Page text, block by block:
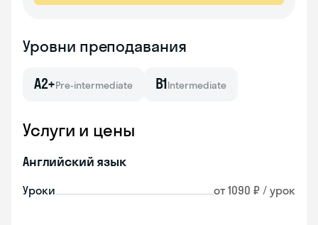
Уровни преподавания
A2+Pre-intermediate B1Intermediate
Услуги и цены
Английский язык
Уроки от 1090 ₽ / урок